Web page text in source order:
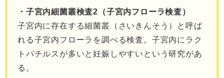
・子宮内細菌叢検査2（子宮内フローラ検査）
子宮内に存在する細菌叢（さいきんそう）と呼ば
れる子宮内フローラを調べる検査。子宮内にラク
トバチルスが多いと妊娠しやすいという研究があ
る。